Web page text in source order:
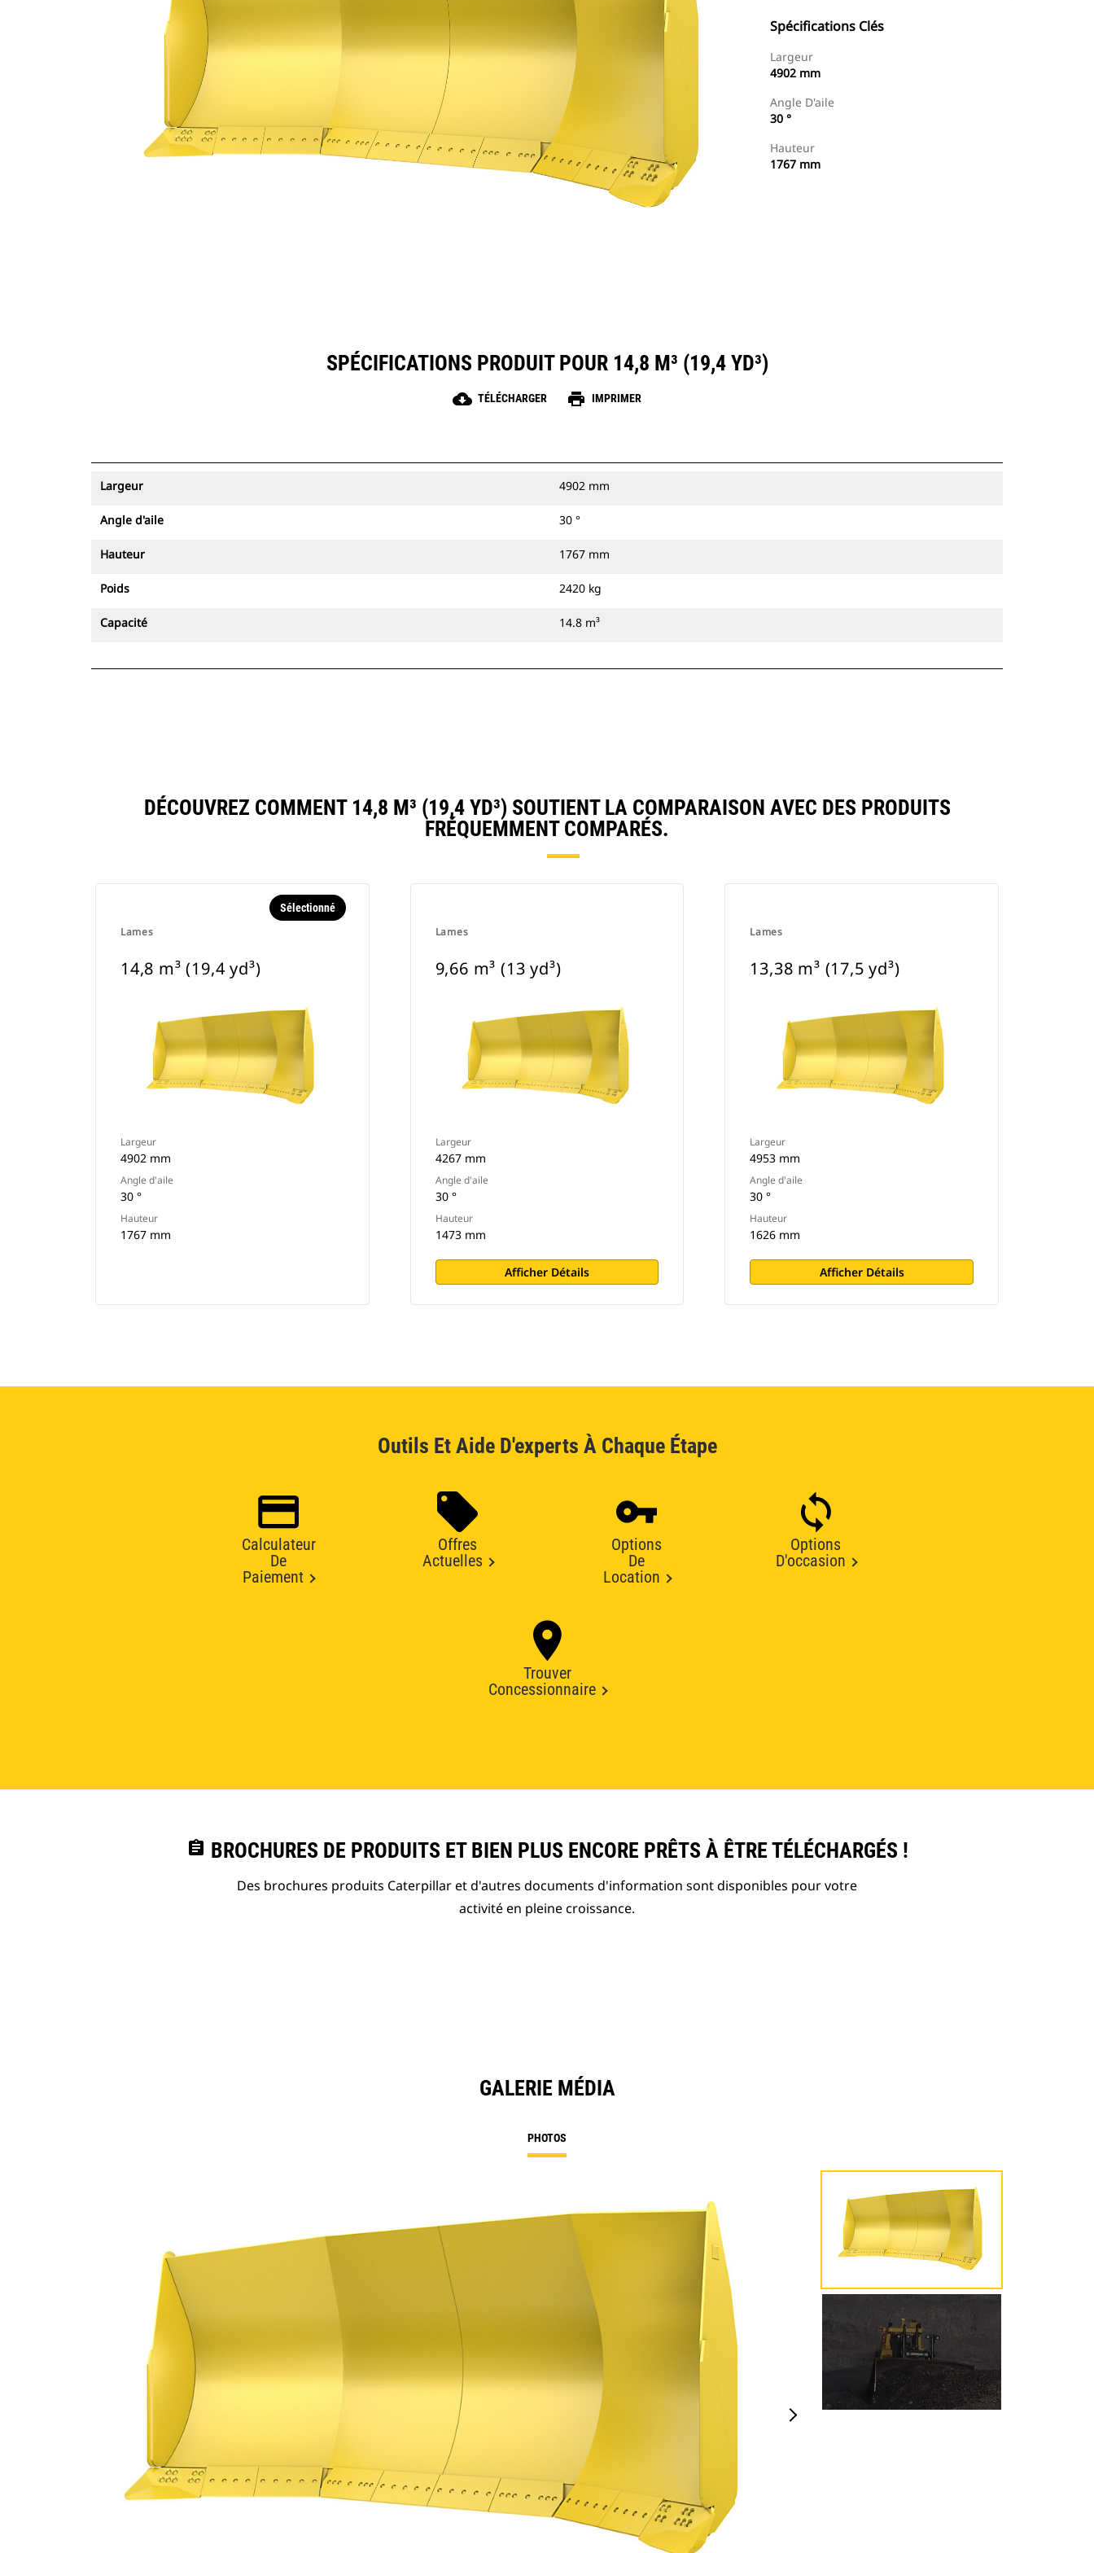
Spécifications Clés
Largeur
4902 mm
Angle D'aile
30 °
Hauteur
1767 mm
SPÉCIFICATIONS PRODUIT POUR 14,8 M³ (19,4 YD³)
cloud_download TÉLÉCHARGER print IMPRIMER
Largeur 4902 mm
Angle d'aile 30 °
Hauteur 1767 mm
Poids 2420 kg
Capacité 14.8 m³
DÉCOUVREZ COMMENT 14,8 M³ (19,4 YD³) SOUTIENT LA COMPARAISON AVEC DES PRODUITS
FRÉQUEMMENT COMPARÉS.
Lames
Sélectionné
14,8 m³ (19,4 yd³)
Largeur
4902 mm
Angle d'aile
30 °
Hauteur
1767 mm
Lames
9,66 m³ (13 yd³)
Largeur
4267 mm
Angle d'aile
30 °
Hauteur
1473 mm
Afficher Détails
Lames
13,38 m³ (17,5 yd³)
Largeur
4953 mm
Angle d'aile
30 °
Hauteur
1626 mm
Afficher Détails
Outils Et Aide D'experts À Chaque Étape
Calculateur
De
Paiement
Offres
Actuelles
Options
De
Location
Options
D'occasion
Trouver
Concessionnaire
assignment BROCHURES DE PRODUITS ET BIEN PLUS ENCORE PRÊTS À ÊTRE TÉLÉCHARGÉS !
Des brochures produits Caterpillar et d'autres documents d'information sont disponibles pour votre
activité en pleine croissance.
GALERIE MÉDIA
PHOTOS